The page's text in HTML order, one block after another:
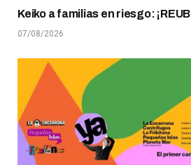
Keiko a familias en riesgo:
07/08/2026